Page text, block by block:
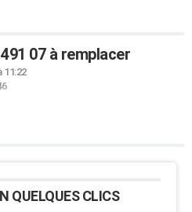
07 à remplacer
11:22
QUELQUES CLICS